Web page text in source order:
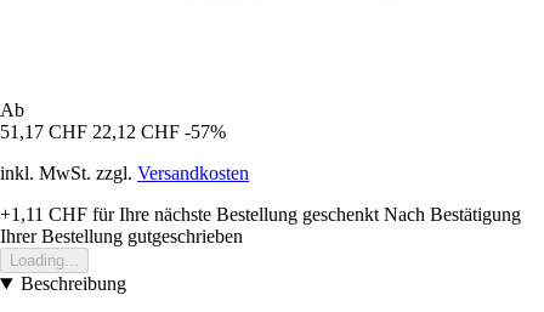
Ab
51,17 CHF 22,12 CHF -57%
inkl. MwSt. zzgl. Versandkosten
+1,11 CHF für Ihre nächste Bestellung geschenkt Nach Bestätigung
Ihrer Bestellung gutgeschrieben
Loading...
Beschreibung